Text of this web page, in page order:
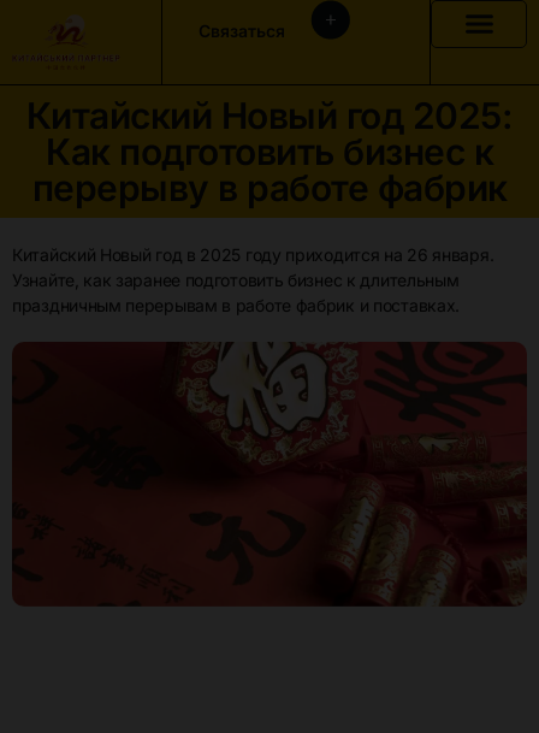
Связаться
Китайский Новый год 2025:
Как подготовить бизнес к
перерыву в работе фабрик
Китайский Новый год в 2025 году приходится на 26 января.
Узнайте, как заранее подготовить бизнес к длительным
праздничным перерывам в работе фабрик и поставках.